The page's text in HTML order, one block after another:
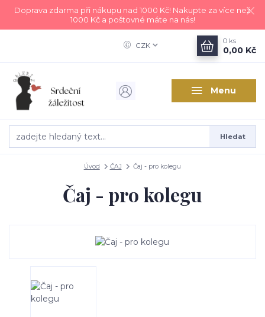
Doprava zdarma při nákupu nad 1000 Kč! Nakupte za více než
1000 Kč a poštovné máte na nás!
Menu
CZK
Hledat
0 ks
0,00 Kč
Úvod ČAJ Čaj - pro kolegu
Čaj - pro kolegu